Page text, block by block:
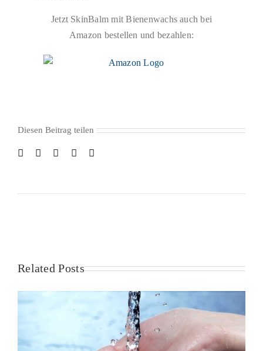
Jetzt SkinBalm mit Bienenwachs auch bei
Amazon bestellen und bezahlen:
Diesen Beitrag teilen
Related Posts